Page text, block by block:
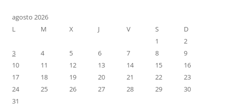
agosto 2026
L
M X J V S
D
1
2
3
4 5 6 7 8
9
10
11 12 13 14 15
16
17
18 19 20 21 22
23
24
25 26 27 28 29
30
31